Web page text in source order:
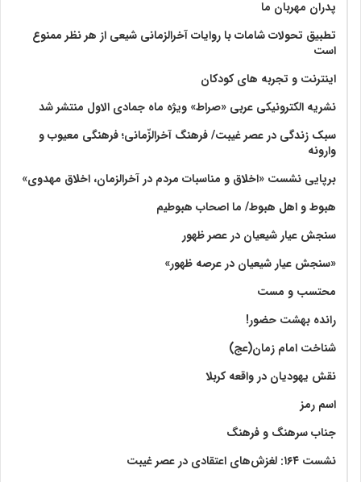
پدران مهربان ما
تطبیق تحولات شامات با روایات آخرالزمانی شیعی از هر نظر ممنوع
است
اینترنت و تجربه های کودکان
نشریه الکترونیکی عربی «صراط» ویژه ماه جمادی الاول منتشر شد
سبک زندگی در عصر غیبت/ فرهنگ آخرالزّمانی؛ فرهنگی معیوب و
وارونه
برپایی نشست «اخلاق و مناسبات مردم در آخرالزمان، اخلاق مهدوی»
هبوط و اهل هبوط/ ما اصحاب هبوطیم
سنجش عیار شیعیان در عصر ظهور
«سنجش عیار شیعیان در عرصه ظهور»
محتسب و مست
رانده بهشت‌ حضور!
شناخت امام زمان(عج)
نقش یهودیان در واقعه کربلا
اسم رمز
جناب سرهنگ و فرهنگ
نشست ۱۶۴: لغزش‌های اعتقادی در عصر غیبت